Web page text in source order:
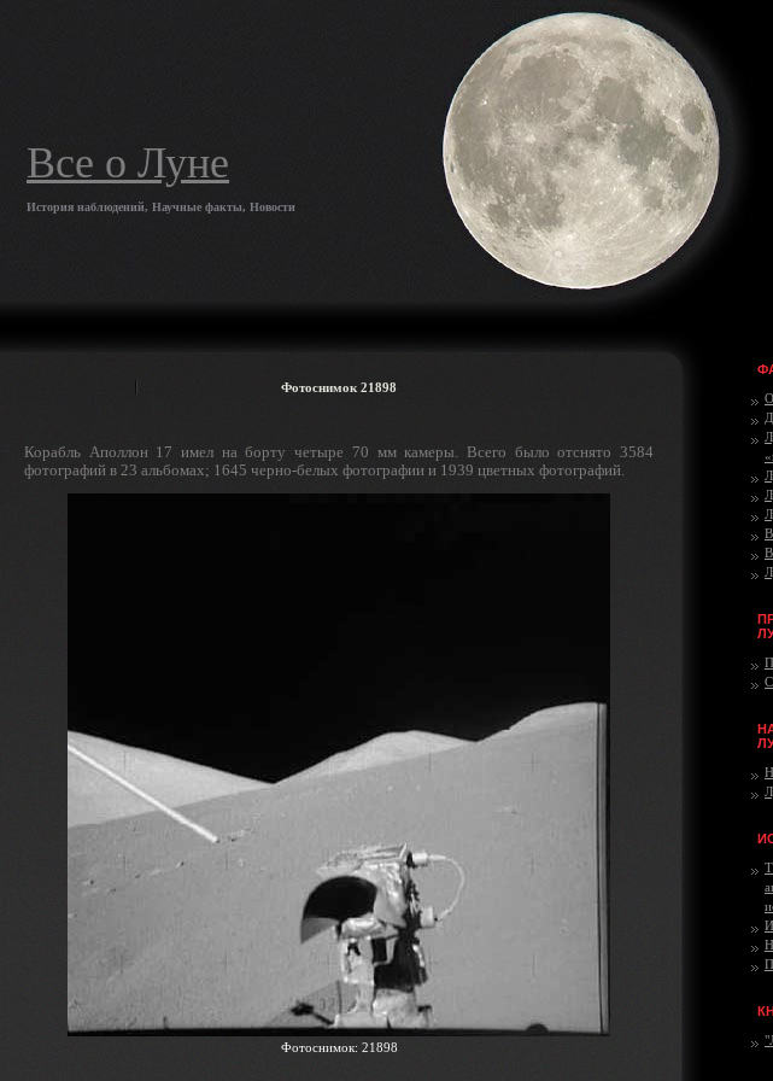
Все о Луне
История наблюдений, Научные факты, Новости
Фотоснимок 21898
Корабль Аполлон 17 имел на борту четыре 70 мм камеры. Всего было отснято 3584
фотографий в 23 альбомах; 1645 черно-белых фотографии и 1939 цветных фотографий.
Фотоснимок: 21898